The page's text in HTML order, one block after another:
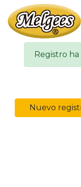
Registro
Nuevo